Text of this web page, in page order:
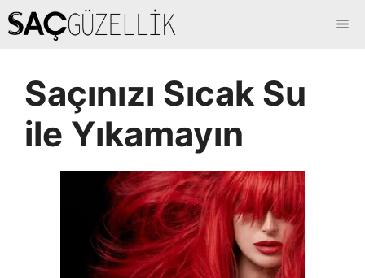
İçeriğe
atla
Saçınızı Sıcak Su
ile Yıkamayın